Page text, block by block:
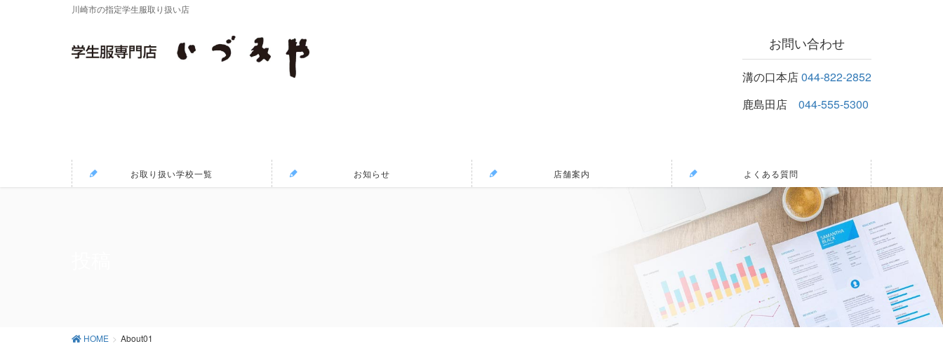
川崎市の指定学生服取り扱い店
お問い合わせ
溝の口本店044-822-2852
鹿島田店 044-555-5300
お取り扱い学校一覧 お知らせ 店舗案内 よくある質問
HOME About01